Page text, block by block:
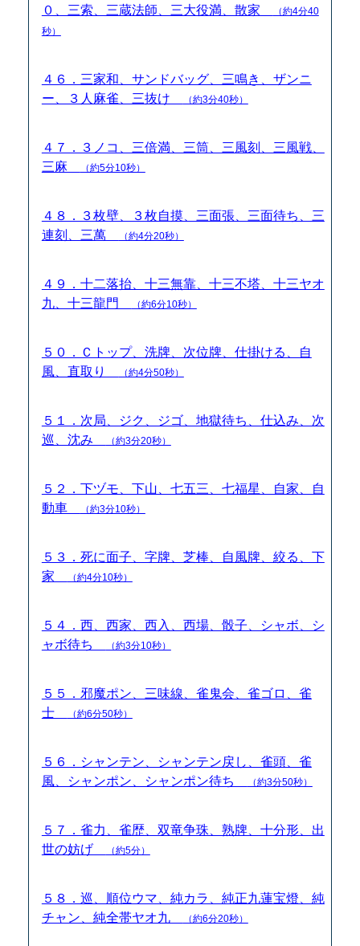
０、三索、三蔵法師、三大役満、散家
（約4分40
秒）
４６．三家和、サンドバッグ、三鳴き、ザンニ
ー、３人麻雀、三抜け
（約3分40秒）
４７．３ノコ、三倍満、三筒、三風刻、三風戦、
三麻
（約5分10秒）
４８．３枚壁、３枚自摸、三面張、三面待ち、三
連刻、三萬
（約4分20秒）
４９．十二落抬、十三無靠、十三不塔、十三ヤオ
九、十三龍門
（約6分10秒）
５０．Ｃトップ、洗牌、次位牌、仕掛ける、自
風、直取り
（約4分50秒）
５１．次局、ジク、ジゴ、地獄待ち、仕込み、次
巡、沈み
（約3分20秒）
５２．下ヅモ、下山、七五三、七福星、自家、自
動車
（約3分10秒）
５３．死に面子、字牌、芝棒、自風牌、絞る、下
家
（約4分10秒）
５４．西、西家、西入、西場、骰子、シャボ、シ
ャボ待ち
（約3分10秒）
５５．邪魔ポン、三味線、雀鬼会、雀ゴロ、雀
士
（約6分50秒）
５６．シャンテン、シャンテン戻し、雀頭、雀
風、シャンポン、シャンポン待ち
（約3分50秒）
５７．雀力、雀歴、双竜争珠、熟牌、十分形、出
世の妨げ
（約5分）
５８．巡、順位ウマ、純カラ、純正九蓮宝燈、純
チャン、純全帯ヤオ九
（約6分20秒）